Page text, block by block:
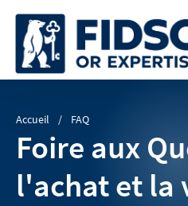
Accueil FAQ
Foire aux
l'achat et la